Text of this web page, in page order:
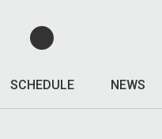
SCHEDULE NEWS